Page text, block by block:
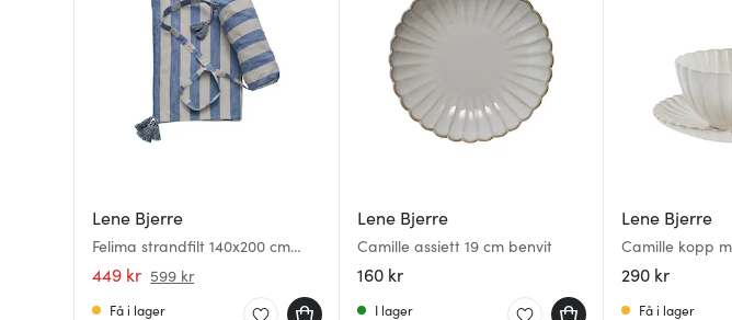
Lene Bjerre
Felima strandfilt 140x200 cm
linne/blå
449 kr 599 kr
Få i lager
Lene Bjerre
Camille assiett 19 cm benvit
160 kr
I lager
Lene Bjerre
Camille kopp
benvit
290 kr
Få i lager